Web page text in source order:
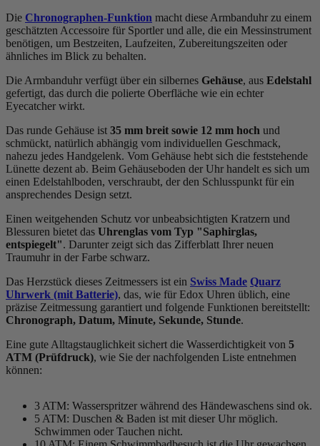
Die Chronographen-Funktion macht diese Armbanduhr zu einem
geschätzten Accessoire für Sportler und alle, die ein Messinstrument
benötigen, um Bestzeiten, Laufzeiten, Zubereitungszeiten oder
ähnliches im Blick zu behalten.
Die Armbanduhr verfügt über ein silbernes Gehäuse, aus Edelstahl
gefertigt, das durch die polierte Oberfläche wie ein echter
Eyecatcher wirkt.
Das runde Gehäuse ist 35 mm breit sowie 12 mm hoch und
schmückt, natürlich abhängig vom individuellen Geschmack,
nahezu jedes Handgelenk. Vom Gehäuse hebt sich die feststehende
Lünette dezent ab. Beim Gehäuseboden der Uhr handelt es sich um
einen Edelstahlboden, verschraubt, der den Schlusspunkt für ein
ansprechendes Design setzt.
Einen weitgehenden Schutz vor unbeabsichtigten Kratzern und
Blessuren bietet das Uhrenglas vom Typ "Saphirglas,
entspiegelt". Darunter zeigt sich das Zifferblatt Ihrer neuen
Traumuhr in der Farbe schwarz.
Das Herzstück dieses Zeitmessers ist ein Swiss Made Quarz
Uhrwerk (mit Batterie), das, wie für Edox Uhren üblich, eine
präzise Zeitmessung garantiert und folgende Funktionen bereitstellt:
Chronograph, Datum, Minute, Sekunde, Stunde.
Eine gute Alltagstauglichkeit sichert die Wasserdichtigkeit von 5
ATM (Prüfdruck), wie Sie der nachfolgenden Liste entnehmen
können:
3 ATM: Wasserspritzer während des Händewaschens sind ok.
5 ATM: Duschen & Baden ist mit dieser Uhr möglich.
Schwimmen oder Tauchen nicht.